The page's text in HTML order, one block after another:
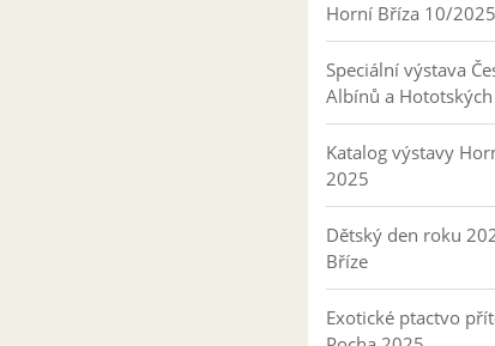
Horní Bříza 10/2025
Speciální výstava
Albínů a
Katalog výstavy
2025
Dětský den roku
Bříze
Exotické ptactvo